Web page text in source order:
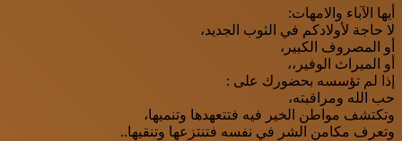
أيها الآباء والامهات:
لا حاجة لأولادكم في الثوب الجديد،
أو المصروف الكبير،
أو الميراث الوفير،،
إذا لم تؤسسه بحضورك على :
حب الله ومراقبته،
وتكتشف مواطن الخير فيه فتتعهدها وتنميها،
وتعرف مكامن الشر في نفسه فتنتزعها وتنقيها..